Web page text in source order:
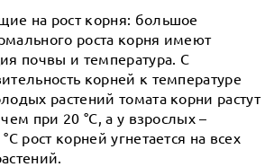
на рост корня: большое
роста корня имеют
почвы и температура. С
корней к температуре
растений томата корни растут
при 20 °С, а у взрослых –
рост корней угнетается на всех